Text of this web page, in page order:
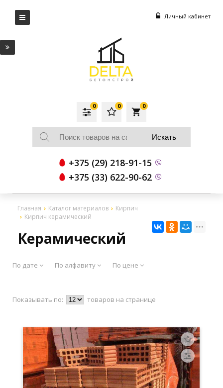
Личный кабинет
local_grocery_store
0
0
0
+375 (29) 218-91-15
+375 (33) 622-90-62
Главная Каталог материалов
Кирпич
Кирпич керамический
Керамический
По дате По алфавиту По цене
Показывать по: товаров на странице